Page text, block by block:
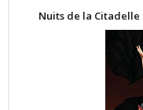
Nuits de la